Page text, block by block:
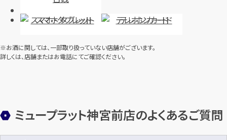
スマホ・タブレット テレホンカード
※お酒に関しては、一部取り扱っていない店舗がございます。
詳しくは、店舗またはお電話にてご確認ください。
ミュープラット神宮前店のよくあるご質問